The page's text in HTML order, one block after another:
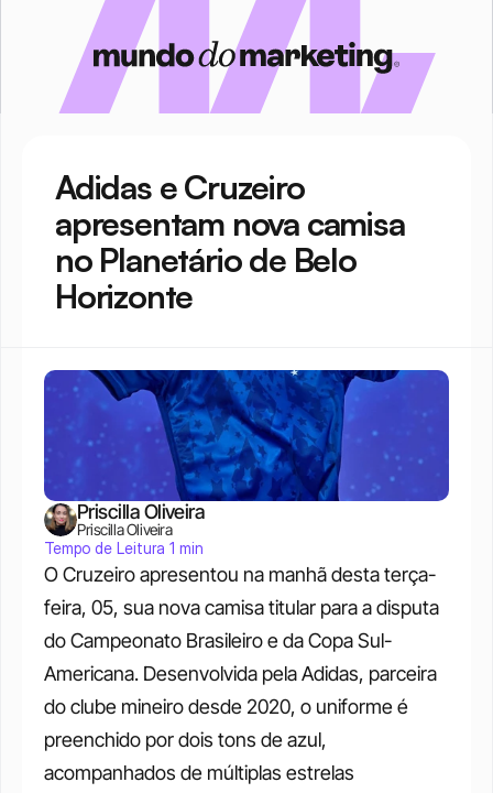
Adidas e Cruzeiro
apresentam nova camisa
no Planetário de Belo
Horizonte
O Cruzeiro apresentou na manhã desta terça-
feira, 05, sua nova camisa titular para a disputa
do Campeonato Brasileiro e da Copa Sul-
Americana. Desenvolvida pela Adidas, parceira
do clube mineiro desde 2020, o uniforme é
preenchido por dois tons de azul,
acompanhados de múltiplas estrelas
Priscilla Oliveira
Priscilla Oliveira
Tempo de Leitura 1 min